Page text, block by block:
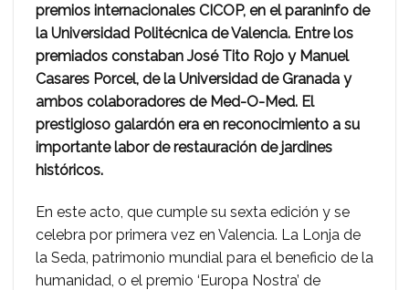
premios internacionales CICOP, en el paraninfo de
la Universidad Politécnica de Valencia. Entre los
premiados constaban José Tito Rojo y Manuel
Casares Porcel, de la Universidad de Granada y
ambos colaboradores de Med-O-Med. El
prestigioso galardón era en reconocimiento a su
importante labor de restauración de jardines
históricos.
En este acto, que cumple su sexta edición y se
celebra por primera vez en Valencia. La Lonja de
la Seda, patrimonio mundial para el beneficio de la
humanidad, o el premio ‘Europa Nostra’ de